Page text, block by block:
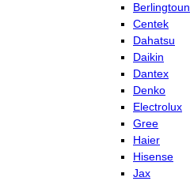
Berlingtoun
Centek
Dahatsu
Daikin
Dantex
Denko
Electrolux
Gree
Haier
Hisense
Jax